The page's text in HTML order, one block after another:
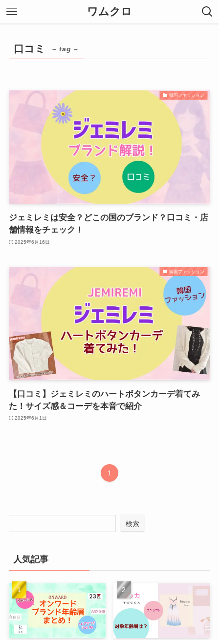
ワムクロ
口コミ – tag –
韓国ファッション
ジェミレミは安全？どこの国のブランド？口コミ・店
舗情報をチェック！
2025年6月16日
韓国ファッション
【口コミ】ジェミレミのハートボタンカーデ着てみ
た！サイズ感＆コーデを本音で紹介
2025年6月1日
1
検索
人気記事